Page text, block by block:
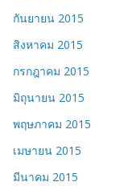
กันยายน 2015
สิงหาคม 2015
กรกฎาคม 2015
มิถุนายน 2015
พฤษภาคม 2015
เมษายน 2015
มีนาคม 2015